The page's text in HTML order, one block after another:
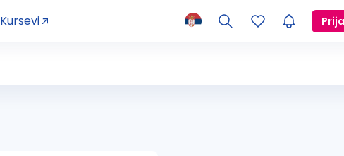
Kursevi